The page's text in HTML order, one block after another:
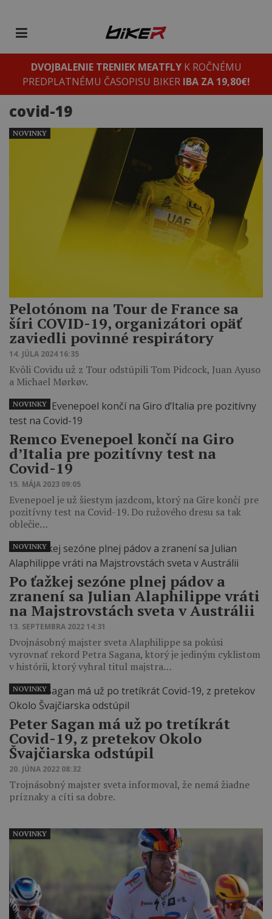
DVOJBALENIE TRENIEK MEATFLYK ROČNÉMU
PREDPLATNÉMU ČASOPISU BIKER IBA ZA 19,80€!
covid-19
Pelotónom na Tour de France sa
šíri COVID-19, organizátori opäť
zaviedli povinné respirátory
14. JÚLA 2024 16:35
Kvôli Covidu už z Tour odstúpili Tom Pidcock, Juan Ayuso
a Michael Mørkøv.
NOVINKY
Remco Evenepoel končí na Giro
d’Italia pre pozitívny test na
Covid-19
15. MÁJA 2023 09:05
Evenepoel je už šiestym jazdcom, ktorý na Gire končí pre
pozitívny test na Covid-19. Do ružového dresu sa tak
oblečie…
NOVINKY
Po ťažkej sezóne plnej pádov a
zranení sa Julian Alaphilippe vráti
na Majstrovstách sveta v Austrálii
13. SEPTEMBRA 2022 14:31
Dvojnásobný majster sveta Alaphilippe sa pokúsi
vyrovnať rekord Petra Sagana, ktorý je jediným cyklistom
v histórii, ktorý vyhral titul majstra…
NOVINKY
Peter Sagan má už po tretíkrát
Covid-19, z pretekov Okolo
Švajčiarska odstúpil
20. JÚNA 2022 08:32
Trojnásobný majster sveta informoval, že nemá žiadne
príznaky a cíti sa dobre.
NOVINKY
NOVINKY